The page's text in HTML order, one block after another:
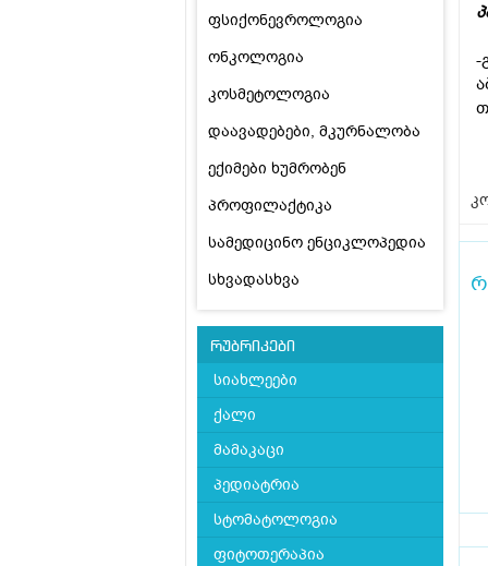
ფსიქონევროლოგია
ონკოლოგია
კოსმეტოლოგია
დაავადებები, მკურნალობა
ექიმები ხუმრობენ
პროფილაქტიკა
სამედიცინო ენციკლოპედია
სხვადასხვა
რუბრიკები
სიახლეები
ქალი
მამაკაცი
პედიატრია
სტომატოლოგია
ფიტოთერაპია
-